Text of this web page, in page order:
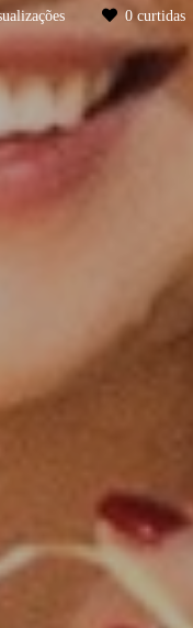
0curtidas